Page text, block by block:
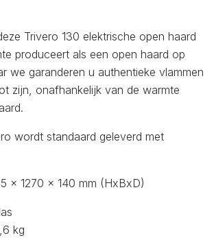
Trivero 130 elektrische open haard
produceert als een open haard op
we garanderen u authentieke vlammen
zijn, onafhankelijk van de warmte
wordt standaard geleverd met
x 1270 x 140 mm (HxBxD)
kg